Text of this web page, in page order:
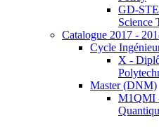
GD-
Science
Catalogue 2017 -
Cycle
X -
Master (DNM)
M1QMI